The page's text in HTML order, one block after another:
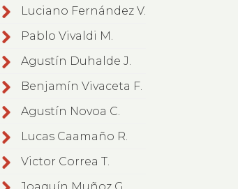
Luciano Fernández V.
Pablo Vivaldi M.
Agustín Duhalde J.
Benjamín Vivaceta F.
Agustín Novoa C.
Lucas Caamaño R.
Victor Correa T.